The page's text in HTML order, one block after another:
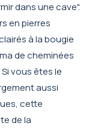
dans une cave".
en pierres
à la bougie
de cheminées
vous êtes le
aussi
cette
de la